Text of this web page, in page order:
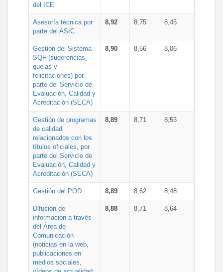
del ICE
Asesoría técnica por
parte del ASIC
8,92 8,75 8,45
Gestión del Sistema
SQF (sugerencias,
quejas y
felicitaciones) por
parte del Servicio de
Evaluación, Calidad y
Acreditación (SECA)
8,90 8,56 8,06
Gestión de programas
de calidad
relacionados con los
títulos oficiales, por
parte del Servicio de
Evaluación, Calidad y
Acreditación (SECA)
8,89 8,71 8,53
Gestión del POD 8,89 8,62 8,48
Difusión de
información a través
del Área de
Comunicación
(noticias en la web,
publicaciones en
medios sociales,
8,88 8,71 8,64